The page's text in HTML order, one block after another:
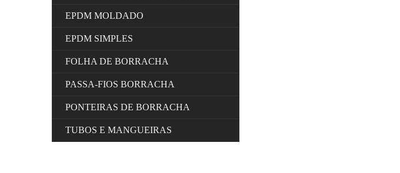
EPDM MOLDADO
EPDM SIMPLES
FOLHA DE BORRACHA
PASSA-FIOS BORRACHA
PONTEIRAS DE BORRACHA
TUBOS E MANGUEIRAS